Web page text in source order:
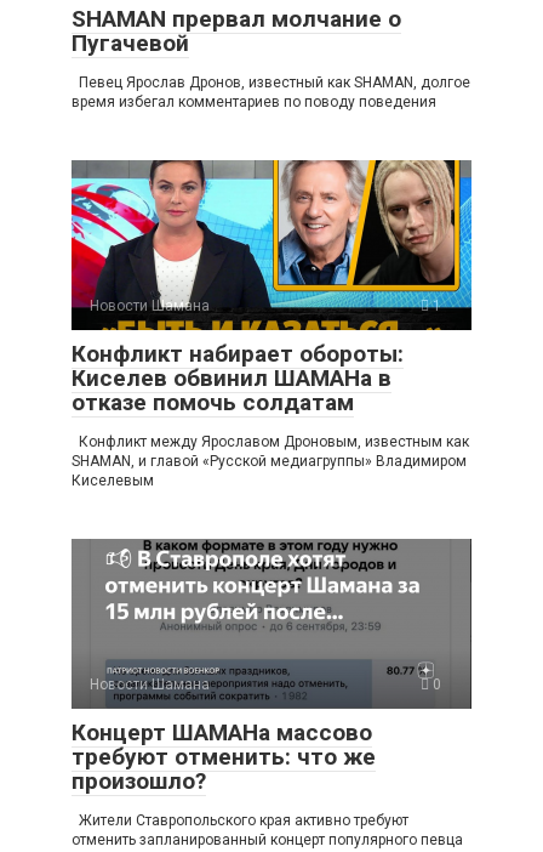
SHAMAN прервал молчание о
Пугачевой
Певец Ярослав Дронов, известный как SHAMAN, долгое
время избегал комментариев по поводу поведения
Новости Шамана 1
Конфликт набирает обороты:
Киселев обвинил ШАМАНа в
отказе помочь солдатам
Конфликт между Ярославом Дроновым, известным как
SHAMAN, и главой «Русской медиагруппы» Владимиром
Киселевым
Новости Шамана 0
Концерт ШАМАНа массово
требуют отменить: что же
произошло?
Жители Ставропольского края активно требуют
отменить запланированный концерт популярного певца